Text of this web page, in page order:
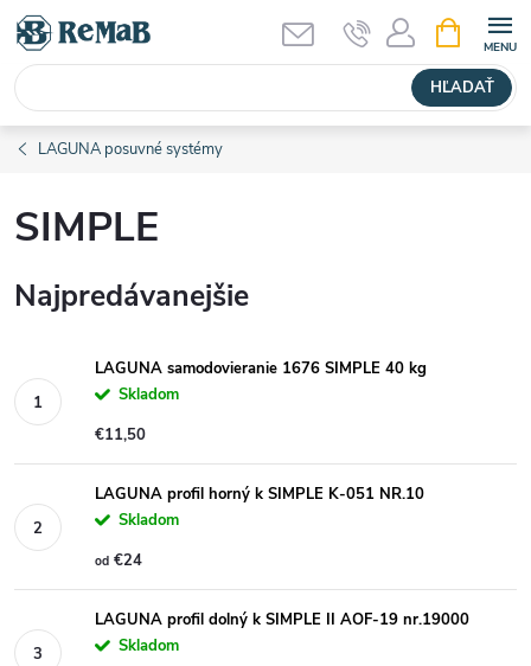
Prejsť
obsah
HĽADAŤ
KOŠÍK
LAGUNA posuvné systémy
SIMPLE
Najpredávanejšie
LAGUNA samodovieranie 1676 SIMPLE 40 kg
Skladom
€11,50
LAGUNA profil horný k SIMPLE K-051 NR.10
Skladom
od €24
LAGUNA profil dolný k SIMPLE II AOF-19 nr.19000
Skladom